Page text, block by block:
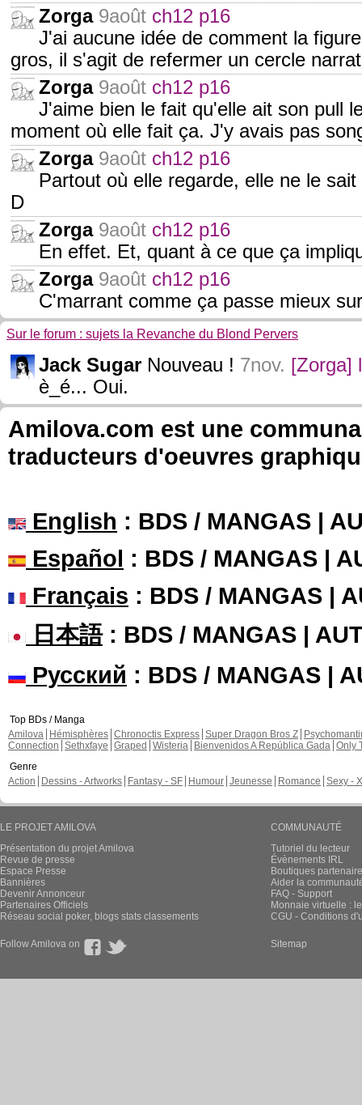
Zorga 9août ch12 p16
J'ai aucune idée de comment la
gros, il s'agit de refermer un cercle
Zorga 9août ch12 p16
J'aime bien le fait qu'elle ait son pull
moment où elle fait ça. J'y avais pas
Zorga 9août ch12 p16
Partout où elle regarde, elle ne le
D
Zorga 9août ch12 p16
En effet. Et, quant à ce que ça
Zorga 9août ch12 p16
C'marrant comme ça passe mieux
Sur le forum : sujets la Revanche du Blond Pervers
Jack Sugar Nouveau ! 7nov. [Zorga]
è_é... Oui.
Amilova.com est une
traducteurs d'oeuvres
English : BDS / MANGAS |
Español : BDS / MANGAS |
Français : BDS / MANGAS |
日本語: BDS / MANGAS |
Русский : BDS / MANGAS |
Top BDs / Manga
Amilova
Hémisphères Chronoctis Express Super Dragon Bros Z
Connection Sethxfaye Graped Wisteria Bienvenidos A República Gada Only
Genre
Action
Dessins - Artworks Fantasy - SF Humour Jeunesse Romance Sexy -
LE PROJET AMILOVA
Présentation du projet Amilova
Revue de presse
Espace Presse
Bannières
Devenir Annonceur
Partenaires Officiels
Réseau social poker, blogs stats classements
COMMUNAUTÉ
Tutoriel du lecteur
Évènements IRL
Boutiques
Aider la
FAQ - Support
Monnaie virtuelle :
CGU - Conditions
Follow Amilova on Sitemap